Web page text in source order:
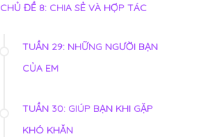
CHỦ ĐỀ 8: CHIA SẺ VÀ HỢP TÁC
TUẦN 29: NHỮNG NGƯỜI BẠN
CỦA EM
TUẦN 30: GIÚP BẠN KHI GẶP
KHÓ KHĂN